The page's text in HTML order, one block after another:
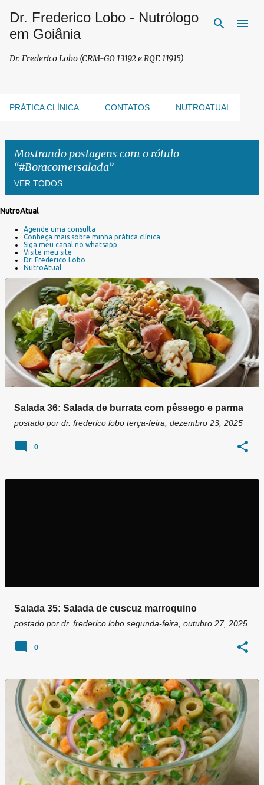
Pular para o conteúdo principal
Dr. Frederico Lobo - Nutrólogo
em Goiânia
Dr. Frederico Lobo (CRM-GO 13192 e RQE 11915)
PRÁTICA CLÍNICA CONTATOS NUTROATUAL
Mostrando postagens com o rótulo
#Boracomersalada
VER TODOS
g
n
NutroAtual
Agende uma consulta
Conheça mais sobre minha prática clínica
Siga meu canal no whatsapp
Visite meu site
Dr. Frederico Lobo
NutroAtual
Salada 36: Salada de burrata com pêssego e parma
postado por dr. frederico lobo terça-feira, dezembro 23, 2025
0
Salada 35: Salada de cuscuz marroquino
postado por dr. frederico lobo segunda-feira, outubro 27, 2025
0